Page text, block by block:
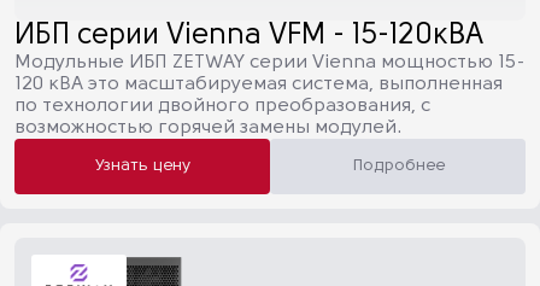
ИБП серии Vienna VFM - 15-120кВА
Модульные ИБП ZETWAY серии Vienna мощностью 15-
120 кВА это масштабируемая система, выполненная
по технологии двойного преобразования, с
возможностью горячей замены модулей.
Узнать цену Подробнее